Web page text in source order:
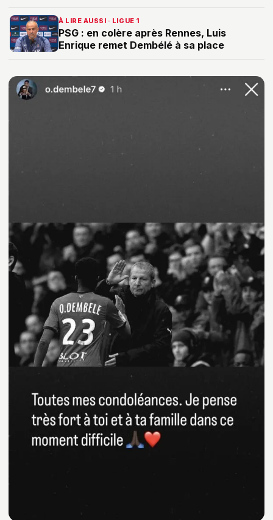
À LIRE AUSSI · LIGUE 1
PSG : en colère après Rennes, Luis
Enrique remet Dembélé à sa place